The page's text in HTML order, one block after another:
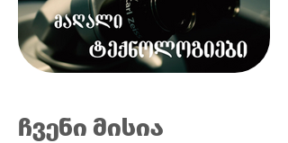
ჩვენი მისია